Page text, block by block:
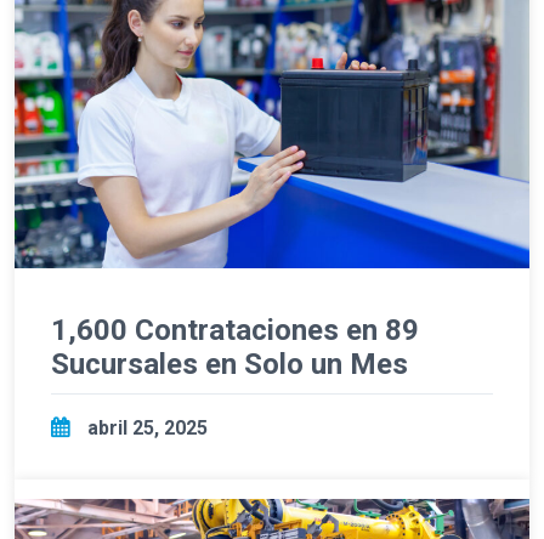
1,600 Contrataciones en 89
Sucursales en Solo un Mes
abril 25, 2025